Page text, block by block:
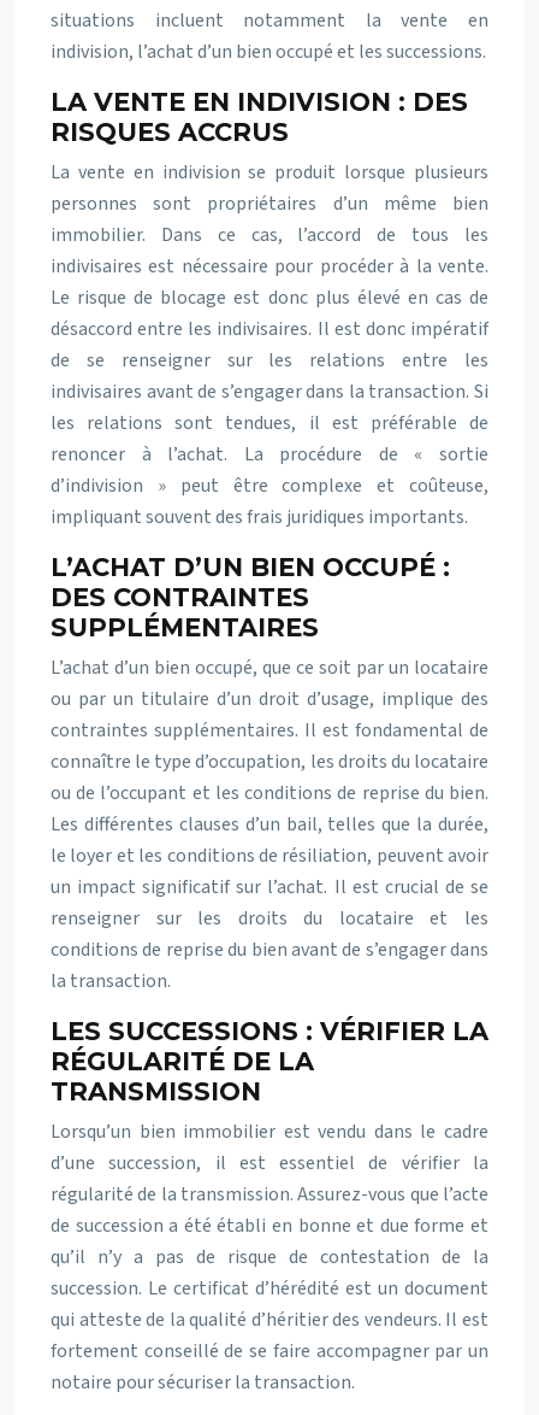
situations incluent notamment la vente en
indivision, l’achat d’un bien occupé et les successions.
LA VENTE EN INDIVISION : DES
RISQUES ACCRUS
La vente en indivision se produit lorsque plusieurs
personnes sont propriétaires d’un même bien
immobilier. Dans ce cas, l’accord de tous les
indivisaires est nécessaire pour procéder à la vente.
Le risque de blocage est donc plus élevé en cas de
désaccord entre les indivisaires. Il est donc impératif
de se renseigner sur les relations entre les
indivisaires avant de s’engager dans la transaction. Si
les relations sont tendues, il est préférable de
renoncer à l’achat. La procédure de « sortie
d’indivision » peut être complexe et coûteuse,
impliquant souvent des frais juridiques importants.
L’ACHAT D’UN BIEN OCCUPÉ :
DES CONTRAINTES
SUPPLÉMENTAIRES
L’achat d’un bien occupé, que ce soit par un locataire
ou par un titulaire d’un droit d’usage, implique des
contraintes supplémentaires. Il est fondamental de
connaître le type d’occupation, les droits du locataire
ou de l’occupant et les conditions de reprise du bien.
Les différentes clauses d’un bail, telles que la durée,
le loyer et les conditions de résiliation, peuvent avoir
un impact significatif sur l’achat. Il est crucial de se
renseigner sur les droits du locataire et les
conditions de reprise du bien avant de s’engager dans
la transaction.
LES SUCCESSIONS : VÉRIFIER LA
RÉGULARITÉ DE LA
TRANSMISSION
Lorsqu’un bien immobilier est vendu dans le cadre
d’une succession, il est essentiel de vérifier la
régularité de la transmission. Assurez-vous que l’acte
de succession a été établi en bonne et due forme et
qu’il n’y a pas de risque de contestation de la
succession. Le certificat d’hérédité est un document
qui atteste de la qualité d’héritier des vendeurs. Il est
fortement conseillé de se faire accompagner par un
notaire pour sécuriser la transaction.